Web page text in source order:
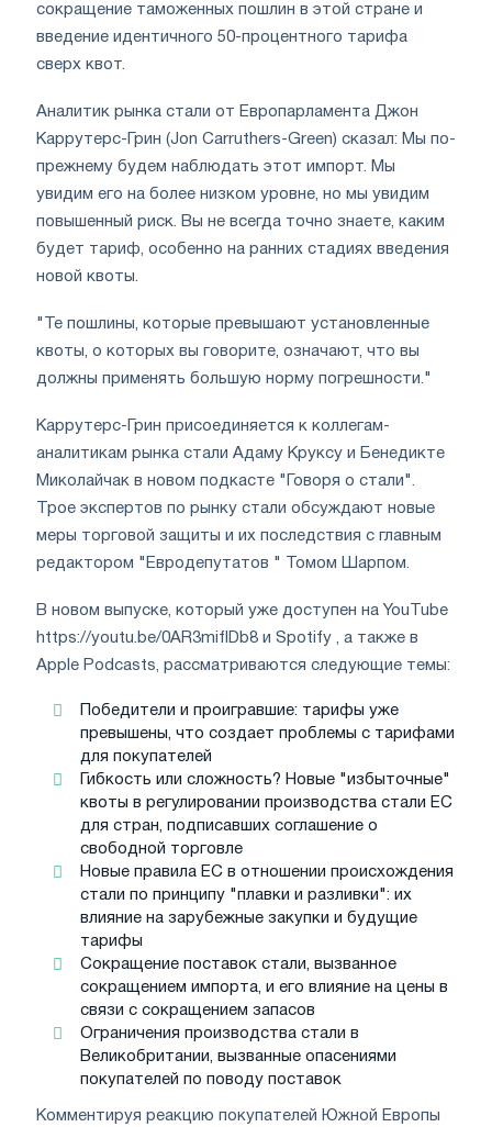
сокращение таможенных пошлин в этой стране и
введение идентичного 50-процентного тарифа
сверх квот.
Аналитик рынка стали от Европарламента Джон
Каррутерс-Грин (Jon Carruthers-Green) сказал: Мы по-
прежнему будем наблюдать этот импорт. Мы
увидим его на более низком уровне, но мы увидим
повышенный риск. Вы не всегда точно знаете, каким
будет тариф, особенно на ранних стадиях введения
новой квоты.
"Те пошлины, которые превышают установленные
квоты, о которых вы говорите, означают, что вы
должны применять большую норму погрешности."
Каррутерс-Грин присоединяется к коллегам-
аналитикам рынка стали Адаму Круксу и Бенедикте
Миколайчак в новом подкасте "Говоря о стали".
Трое экспертов по рынку стали обсуждают новые
меры торговой защиты и их последствия с главным
редактором "Евродепутатов " Томом Шарпом.
В новом выпуске, который уже доступен на YouTube
https://youtu.be/0AR3mifIDb8 и Spotify , а также в
Apple Podcasts, рассматриваются следующие темы:
Победители и проигравшие: тарифы уже
превышены, что создает проблемы с тарифами
для покупателей
Гибкость или сложность? Новые "избыточные"
квоты в регулировании производства стали ЕС
для стран, подписавших соглашение о
свободной торговле
Новые правила ЕС в отношении происхождения
стали по принципу "плавки и разливки": их
влияние на зарубежные закупки и будущие
тарифы
Сокращение поставок стали, вызванное
сокращением импорта, и его влияние на цены в
связи с сокращением запасов
Ограничения производства стали в
Великобритании, вызванные опасениями
покупателей по поводу поставок
Комментируя реакцию покупателей Южной Европы